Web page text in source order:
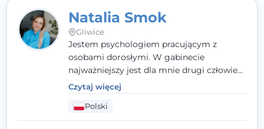
Natalia Smok
Gliwice
Jestem psychologiem pracującym z
osobami dorosłymi. W gabinecie
najważniejszy jest dla mnie drugi człowiek
- wierzę, że empatia, autentyczność i pełne
zaangażowanie tworzą bezpieczną
przestrzeń, będącą podstawą pracy nad
zmianą. W praktyce korzystam m.in. z
Czytaj więcej
Polski